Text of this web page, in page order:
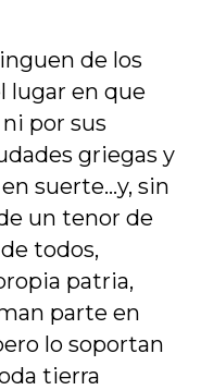
de los
lugar en que
por sus
griegas y
suerte…y, sin
un tenor de
todos,
patria,
parte en
lo soportan
tierra